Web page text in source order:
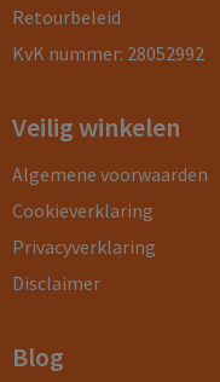
Retourbeleid
KvK nummer: 28052992
Veilig winkelen
Algemene voorwaarden
Cookieverklaring
Privacyverklaring
Disclaimer
Blog